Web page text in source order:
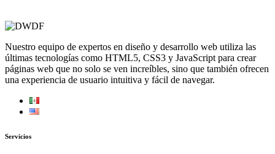
Nuestro equipo de expertos en diseño y desarrollo web utiliza las
últimas tecnologías como HTML5, CSS3 y JavaScript para crear
páginas web que no solo se ven increíbles, sino que también ofrecen
una experiencia de usuario intuitiva y fácil de navegar.
Servicios